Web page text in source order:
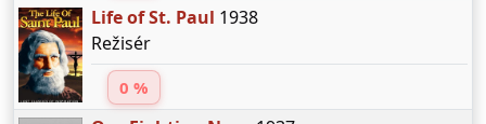
Life of St. Paul 1938
Režisér
0 %